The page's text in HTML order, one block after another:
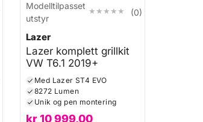
Modelltilpasset
utstyr
★★★★★
★★★★★ (0)
Lazer
Lazer komplett grillkit
VW T6.1 2019+
Med Lazer ST4 EVO
8272 Lumen
Unik og pen montering
kr10 999,00